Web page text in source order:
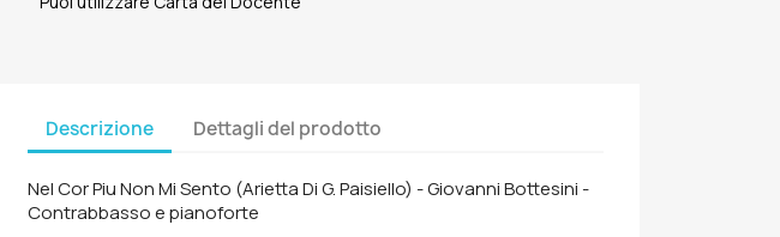
Descrizione Dettagli del prodotto
Nel Cor Piu Non Mi Sento (Arietta Di G. Paisiello) - Giovanni Bottesini -
Contrabbasso e pianoforte